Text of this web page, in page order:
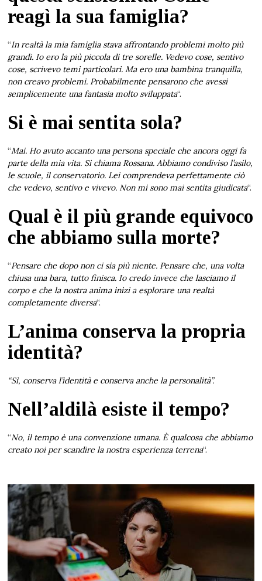
reagì la sua famiglia?
“In realtà la mia famiglia stava affrontando problemi molto più
grandi. Io ero la più piccola di tre sorelle. Vedevo cose, sentivo
cose, scrivevo temi particolari. Ma ero una bambina tranquilla,
non creavo problemi. Probabilmente pensarono che avessi
semplicemente una fantasia molto sviluppata“.
Si è mai sentita sola?
“Mai. Ho avuto accanto una persona speciale che ancora oggi fa
parte della mia vita. Si chiama Rossana. Abbiamo condiviso l’asilo,
le scuole, il conservatorio. Lei comprendeva perfettamente ciò
che vedevo, sentivo e vivevo. Non mi sono mai sentita giudicata“.
Qual è il più grande equivoco
che abbiamo sulla morte?
“Pensare che dopo non ci sia più niente. Pensare che, una volta
chiusa una bara, tutto finisca. Io credo invece che lasciamo il
corpo e che la nostra anima inizi a esplorare una realtà
completamente diversa“.
L’anima conserva la propria
identità?
“Sì, conserva l’identità e conserva anche la personalità”.
Nell’aldilà esiste il tempo?
“No, il tempo è una convenzione umana. È qualcosa che abbiamo
creato noi per scandire la nostra esperienza terrena“.